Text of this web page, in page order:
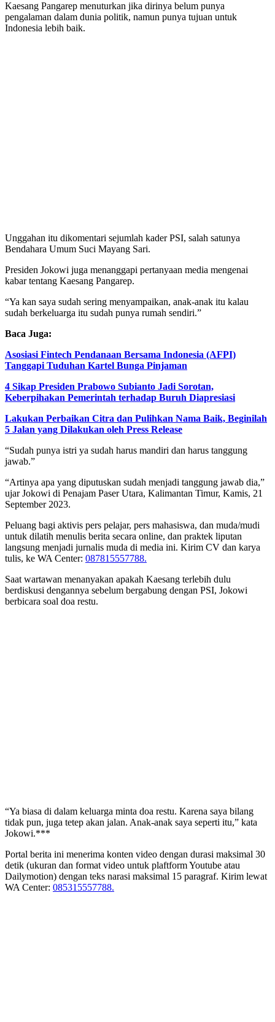
Kaesang Pangarep menuturkan jika dirinya belum punya
pengalaman dalam dunia politik, namun punya tujuan untuk
Indonesia lebih baik.
Unggahan itu dikomentari sejumlah kader PSI, salah satunya
Bendahara Umum Suci Mayang Sari.
Presiden Jokowi juga menanggapi pertanyaan media mengenai
kabar tentang Kaesang Pangarep.
“Ya kan saya sudah sering menyampaikan, anak-anak itu kalau
sudah berkeluarga itu sudah punya rumah sendiri.”
Baca Juga:
Asosiasi Fintech Pendanaan Bersama Indonesia (AFPI)
Tanggapi Tuduhan Kartel Bunga Pinjaman
4 Sikap Presiden Prabowo Subianto Jadi Sorotan,
Keberpihakan Pemerintah terhadap Buruh Diapresiasi
Lakukan Perbaikan Citra dan Pulihkan Nama Baik, Beginilah
5 Jalan yang Dilakukan oleh Press Release
“Sudah punya istri ya sudah harus mandiri dan harus tanggung
jawab.”
“Artinya apa yang diputuskan sudah menjadi tanggung jawab dia,”
ujar Jokowi di Penajam Paser Utara, Kalimantan Timur, Kamis, 21
September 2023.
Peluang bagi aktivis pers pelajar, pers mahasiswa, dan muda/mudi
untuk dilatih menulis berita secara online, dan praktek liputan
langsung menjadi jurnalis muda di media ini. Kirim CV dan karya
tulis, ke WA Center: 087815557788.
Saat wartawan menanyakan apakah Kaesang terlebih dulu
berdiskusi dengannya sebelum bergabung dengan PSI, Jokowi
berbicara soal doa restu.
“Ya biasa di dalam keluarga minta doa restu. Karena saya bilang
tidak pun, juga tetep akan jalan. Anak-anak saya seperti itu,” kata
Jokowi.***
Portal berita ini menerima konten video dengan durasi maksimal 30
detik (ukuran dan format video untuk plaftform Youtube atau
Dailymotion) dengan teks narasi maksimal 15 paragraf. Kirim lewat
WA Center: 085315557788.